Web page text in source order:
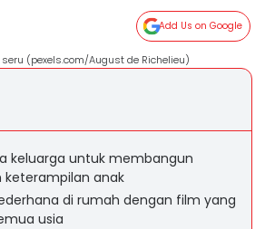
Add Us on Google
(pexels.com/August de Richelieu)
keluarga untuk membangun
keterampilan anak
di rumah dengan film yang
usia